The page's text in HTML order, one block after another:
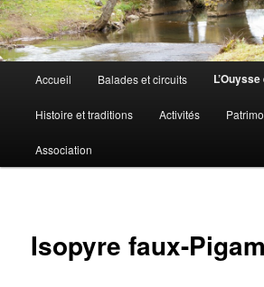
principal
Accueil Balades et circuits
Histoire et traditions Activités
Association
Isopyre faux-